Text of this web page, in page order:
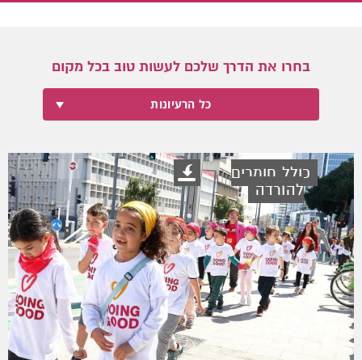
בחרו את הדרך שלכם לעשות טוב בכל מקום
כל הרעיונות
כולל חומרים
להורדה